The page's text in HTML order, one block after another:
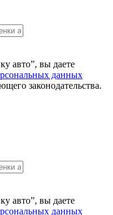
авто”, вы даете
данных
законодательства.
авто”, вы даете
данных